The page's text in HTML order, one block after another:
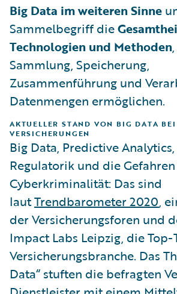
Big Data im weiteren Sinne
Sammelbegriff die
Technologien und Methoden
Sammlung, Speicherung,
Zusammenführung und
Datenmengen ermöglichen.
AKTUELLER STAND VON BIG DATA BEI
VERSICHERUNGEN
Big Data, Predictive
Regulatorik und die
Cyberkriminalität: Das sind
lautTrendbarometer 2020,
der Versicherungsforen und
Impact Labs Leipzig, die
Versicherungsbranche. Das
Data“ stuften die befragten